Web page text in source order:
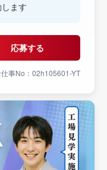
ます
応募する
仕事No：02h105601-YT